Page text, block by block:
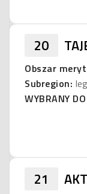
20
Obszar
Subregion:
WYBRANY
21